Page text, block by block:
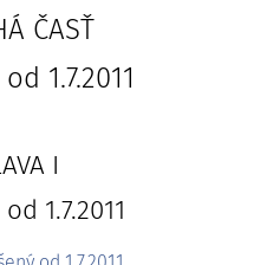
ČASŤ
1.7.2011
I
1.7.2011